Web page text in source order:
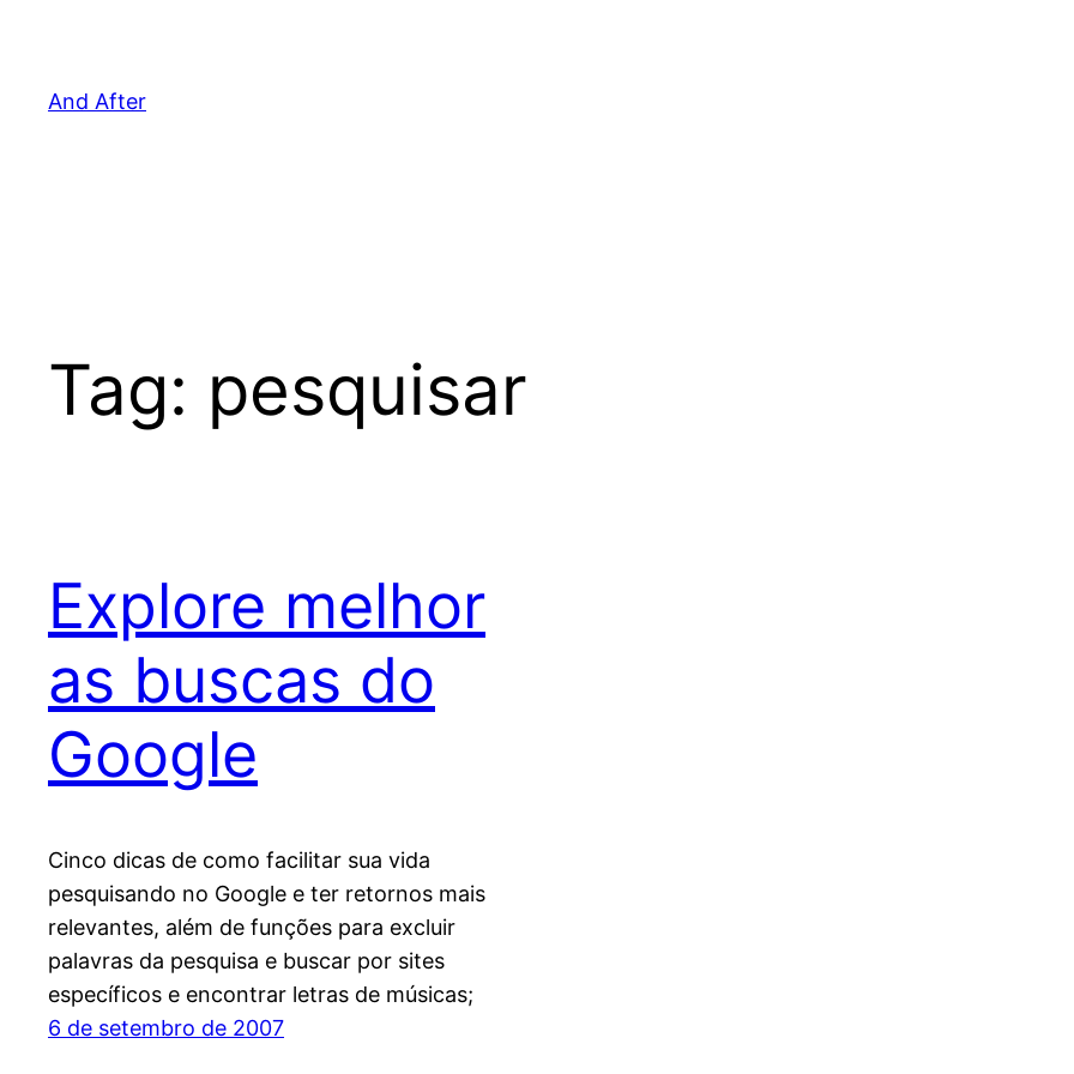
And After
Tag: pesquisar
Explore melhor
as buscas do
Google
Cinco dicas de como facilitar sua vida
pesquisando no Google e ter retornos mais
relevantes, além de funções para excluir
palavras da pesquisa e buscar por sites
específicos e encontrar letras de músicas;
6 de setembro de 2007